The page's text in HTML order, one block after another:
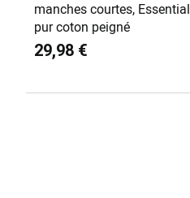
manches courtes, Essential
pur coton peigné
29,98 €